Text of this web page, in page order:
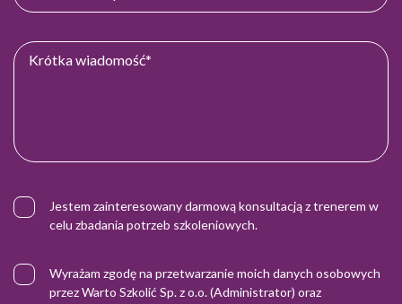
Jestem zainteresowany darmową konsultacją z trenerem w
celu zbadania potrzeb szkoleniowych.
Wyrażam zgodę na przetwarzanie moich danych osobowych
przez Warto Szkolić Sp. z o.o. (Administrator) oraz